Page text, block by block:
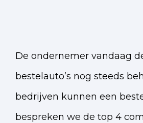
De ondernemer vandaag
bestelauto’s nog steeds
bedrijven kunnen een
bespreken we de top 4